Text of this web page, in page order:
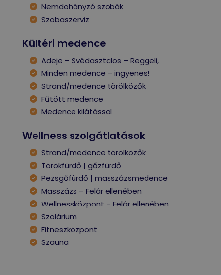
Nemdohányzó szobák
Szobaszerviz
Kültéri medence
Adeje – Svédasztalos – Reggeli,
Minden medence – ingyenes!
Strand/medence törölközők
Fűtött medence
Medence kilátással
Wellness szolgátlatások
Strand/medence törölközők
Törökfürdő | gőzfürdő
Pezsgőfürdő | masszázsmedence
Masszázs – Felár ellenében
Wellnessközpont – Felár ellenében
Szolárium
Fitneszközpont
Szauna